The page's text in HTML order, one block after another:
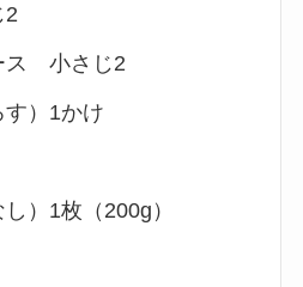
ス 小さじ2
）1かけ
）1枚（200g）